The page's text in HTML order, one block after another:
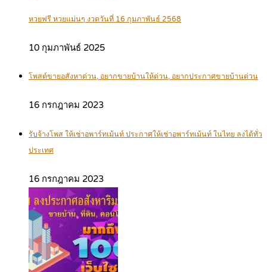
หวยฟรี หวยแม่นๆ งวดวันที่ 16 กุมภาพันธ์ 2568
10 กุมภาพันธ์ 2025
โพสต์ขายอสังหาด่วน, อยากขายบ้านให้ด่วน, อยากประกาศขายบ้านด่วน
16 กรกฎาคม 2023
รับจ้างโพส ให้เช่าอพาร์ทเม้นท์ ประกาศให้เช่าอพาร์ทเม้นท์ ในไทย ลงได้ทั่ว
ประเทศ
16 กรกฎาคม 2023